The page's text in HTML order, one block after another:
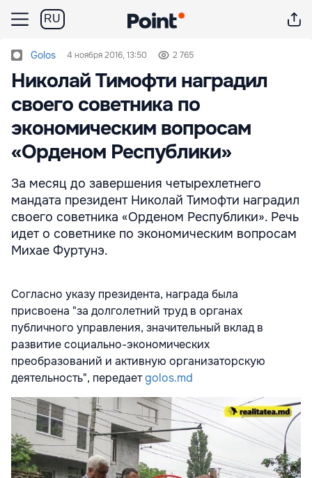
RU
Golos 4 ноября 2016, 13:50 2 765
Николай Тимофти наградил
своего советника по
экономическим вопросам
«Орденом Республики»
За месяц до завершения четырехлетнего
мандата президент Николай Тимофти наградил
своего советника «Орденом Республики». Речь
идет о советнике по экономическим вопросам
Михае Фуртунэ.
Согласно указу президента, награда была
присвоена "за долголетний труд в органах
публичного управления, значительный вклад в
развитие социально-экономических
преобразований и активную организаторскую
деятельность", передаетgolos.md